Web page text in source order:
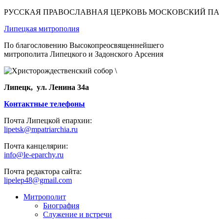
РУССКАЯ ПРАВОСЛАВНАЯ ЦЕРКОВЬ МОСКОВСКИЙ
Липецкая митрополия
По благословению Высокопреосвященнейшего
митрополита Липецкого и Задонского Арсения
Липецк, ул. Ленина 34а
Контактные телефоны
Почта Липецкой епархии:
lipetsk@mpatriarchia.ru
Почта канцелярии:
info@le-eparchy.ru
Почта редактора сайта:
lipelep48@gmail.com
Митрополит
Биография
Служение и встречи